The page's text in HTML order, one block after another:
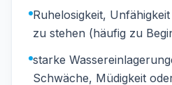
Ruhelosigkeit,
zu stehen (häufig zu
starke
Schwäche, Müdigkeit